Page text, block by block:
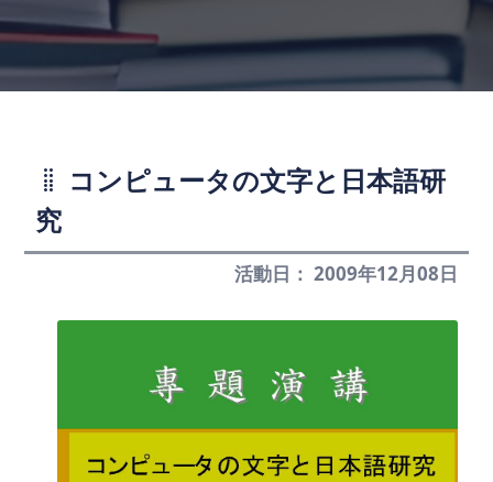
コンピュータの文字と日本語研
究
活動日： 2009年12月08日